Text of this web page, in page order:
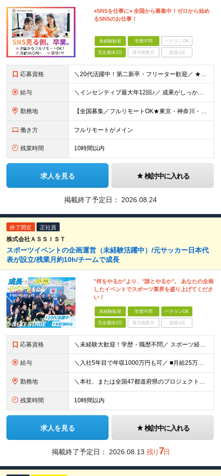
⭐︎SNSを仕事に⭐︎ 全国から募集中！ゼロから始め
るSNSのお仕事！
未経験歓迎 学歴不問 ベテランOK
完全週休2日 賞与複数月 面接1回
応募資格 ＼20代活躍中！第二新卒・フリーター歓迎／ ★未経験歓迎！学歴・転職回数不問★ ◎Instagram／TikTok／X／YouTubeなど、 SNSを見るのが好きな方大歓迎です♪ ＼100％ポテン
給与 ＼インセンティブ最大年12回♪／ 成果がしっかり収入に反映される給与制度です！ 月給30万円＋インセンティブ（最大年12回） ★スキル、適性に応じて優遇 【試用期間について】 ・期間：1年 ・給与
勤務地 【全国募集／フルリモートOK★東京・神奈川・埼玉・大阪・福岡で積極採用中】 在宅勤務、または関東（東京・神奈川・埼玉など）または関西（大阪府など）、九州（福岡）のプロジェクト先 ★フルリモート可（通
働き方 フルリモートがメイン
残業時間 10時間以内
求人を見る 検討中に入れる
掲載終了予定日： 2026.08.24
終了間近 正社員
株式会社ＡＳＳＩＳＴ
スポーツイベントの企画運営（未経験活躍中）/元サッカー日本代
表が設立/残業月約10h/チームで成長
"何をやるか"より、"誰とやるか"。 あなたの企画
したイベントでスポーツ業界を盛り上げてくださ
い！
未経験歓迎 学歴不問 ベテランOK
完全週休2日 賞与複数月 面接1回
応募資格 ＼未経験大歓迎！学歴・職歴不問／ スポーツ経験も不問！人柄重視の採用で「やってみたい」を全力応援！ ■意欲・人柄重視の採用です！ □スポーツ経験も問いません♪ ■入社時に必要なスキル・経験は一切あ
給与 ＼入社5年目で年収1000万円も可／ ■月給25万円～70万円＋賞与＋残業代全額支給 ※経験・能力などを考慮の上、決定いたします。 ※残業代は別途全額支給いたします。 ※試用期間は6ヶ月です。その間
勤務地 ＼本社、または全国47都道府県のプロジェクト先／ ◎希望に合わせた勤務地でご活躍いただけます！ ◎引っ越しを伴う転勤はございません。 【本社】 東京都中央区銀座1-7-16 コミット銀座ビル4F
残業時間 10時間以内
求人を見る 検討中に入れる
掲載終了予定日： 2026.08.13 残り7日